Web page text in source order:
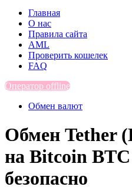
Главная
О нас
Правила сайта
AML
Проверить кошелек
FAQ
Оператор offline
Обмен валют
Обмен Tether
на Bitcoin
безопасно